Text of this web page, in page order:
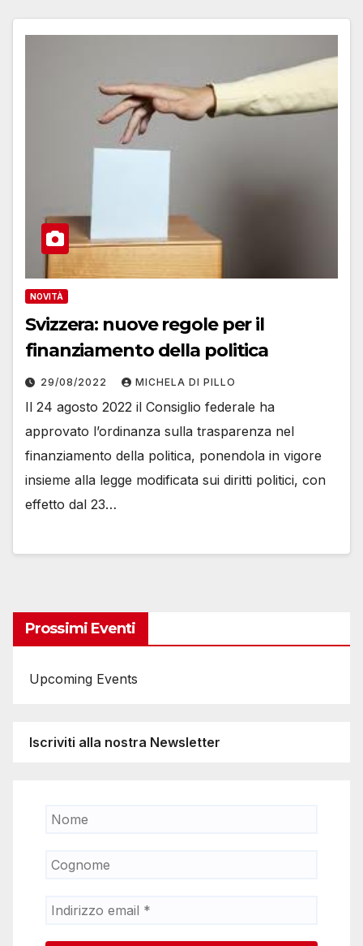
NOVITÀ
Svizzera: nuove regole per il
finanziamento della politica
29/08/2022 MICHELA DI PILLO
Il 24 agosto 2022 il Consiglio federale ha
approvato l’ordinanza sulla trasparenza nel
finanziamento della politica, ponendola in vigore
insieme alla legge modificata sui diritti politici, con
effetto dal 23…
Prossimi Eventi
Upcoming Events
Iscriviti alla nostra Newsletter